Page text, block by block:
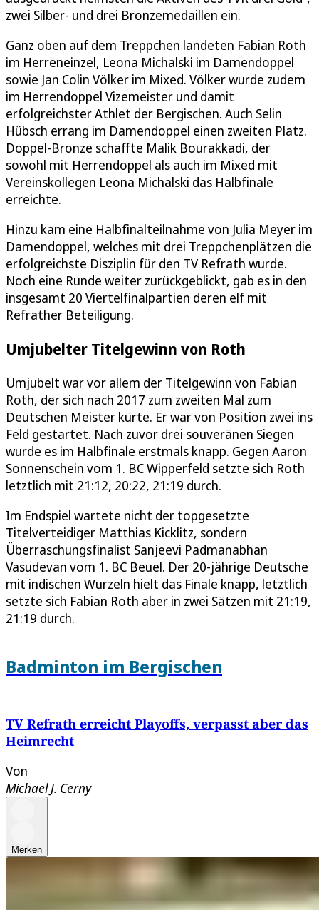
zwei Silber- und drei Bronzemedaillen ein.
Ganz oben auf dem Treppchen landeten Fabian Roth
im Herreneinzel, Leona Michalski im Damendoppel
sowie Jan Colin Völker im Mixed. Völker wurde zudem
im Herrendoppel Vizemeister und damit
erfolgreichster Athlet der Bergischen. Auch Selin
Hübsch errang im Damendoppel einen zweiten Platz.
Doppel-Bronze schaffte Malik Bourakkadi, der
sowohl mit Herrendoppel als auch im Mixed mit
Vereinskollegen Leona Michalski das Halbfinale
erreichte.
Hinzu kam eine Halbfinalteilnahme von Julia Meyer im
Damendoppel, welches mit drei Treppchenplätzen die
erfolgreichste Disziplin für den TV Refrath wurde.
Noch eine Runde weiter zurückgeblickt, gab es in den
insgesamt 20 Viertelfinalpartien deren elf mit
Refrather Beteiligung.
Umjubelter Titelgewinn von Roth
Umjubelt war vor allem der Titelgewinn von Fabian
Roth, der sich nach 2017 zum zweiten Mal zum
Deutschen Meister kürte. Er war von Position zwei ins
Feld gestartet. Nach zuvor drei souveränen Siegen
wurde es im Halbfinale erstmals knapp. Gegen Aaron
Sonnenschein vom 1. BC Wipperfeld setzte sich Roth
letztlich mit 21:12, 20:22, 21:19 durch.
Im Endspiel wartete nicht der topgesetzte
Titelverteidiger Matthias Kicklitz, sondern
Überraschungsfinalist Sanjeevi Padmanabhan
Vasudevan vom 1. BC Beuel. Der 20-jährige Deutsche
mit indischen Wurzeln hielt das Finale knapp, letztlich
setzte sich Fabian Roth aber in zwei Sätzen mit 21:19,
21:19 durch.
Badminton im Bergischen
TV Refrath erreicht Playoffs, verpasst aber das
Heimrecht
Von
Michael J. Cerny
Merken